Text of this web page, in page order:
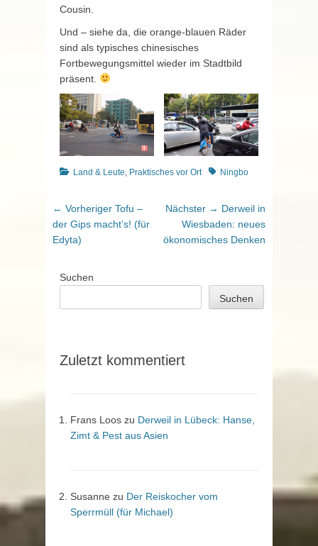
Cousin.
Und – siehe da, die orange-blauen Räder
sind als typisches chinesisches
Fortbewegungsmittel wieder im Stadtbild
präsent.
Kategorien
Land & Leute, Praktisches vor Ort Schlagworte
Ningbo
Beitragsnavigation
← Vorheriger Vorheriger
Beitrag:
Tofu –
der Gips macht’s! (für
Edyta)
Nächster → Nächster
Beitrag:
Derweil in
Wiesbaden: neues
ökonomisches Denken
Suchen
Suchen
Zuletzt kommentiert
Frans Loos zu Derweil in Lübeck: Hanse,
Zimt & Pest aus Asien
Susanne zu Der Reiskocher vom
Sperrmüll (für Michael)